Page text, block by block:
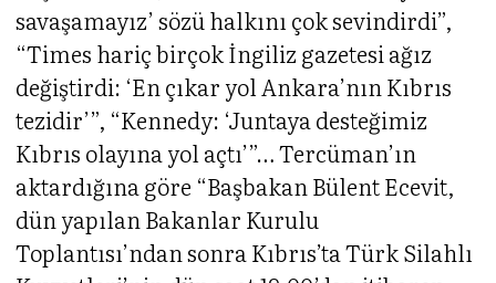
savaşamayız’ sözü halkını çok sevindirdi”,
“Times hariç birçok İngiliz gazetesi ağız
değiştirdi: ‘En çıkar yol Ankara’nın Kıbrıs
tezidir’”, “Kennedy: ‘Juntaya desteğimiz
Kıbrıs olayına yol açtı’”… Tercüman’ın
aktardığına göre “Başbakan Bülent Ecevit,
dün yapılan Bakanlar Kurulu
Toplantısı’ndan sonra Kıbrıs’ta Türk Silahlı